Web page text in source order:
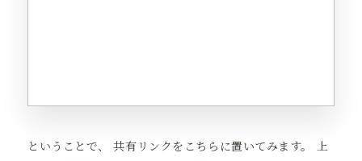
ということで、 共有リンクをこちらに置いてみます。 上